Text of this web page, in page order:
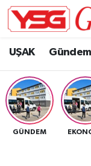
UŞAK Gündem
GÜNDEM
Hava
Namaz
Trafik